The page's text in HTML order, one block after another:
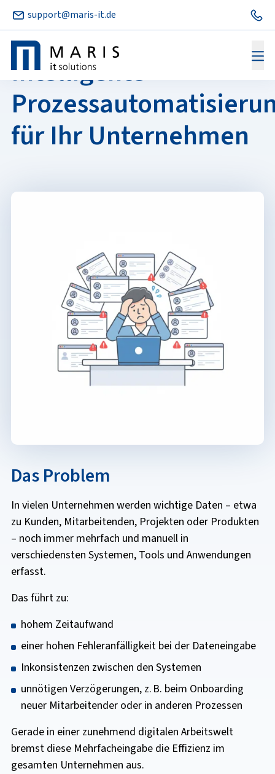
support@maris-it.de
Digitalisierung:
Intelligente
für Ihr Unternehmen
Das Problem
In vielen Unternehmen werden wichtige Daten – etwa
zu Kunden, Mitarbeitenden, Projekten oder Produkten
– noch immer mehrfach und manuell in
verschiedensten Systemen, Tools und Anwendungen
erfasst.
Das führt zu:
hohem Zeitaufwand
einer hohen Fehleranfälligkeit bei der Dateneingabe
Inkonsistenzen zwischen den Systemen
unnötigen Verzögerungen, z. B. beim Onboarding
neuer Mitarbeitender oder in anderen Prozessen
Gerade in einer zunehmend digitalen Arbeitswelt
bremst diese Mehrfacheingabe die Effizienz im
gesamten Unternehmen aus.